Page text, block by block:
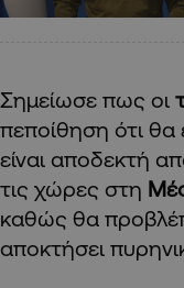
Σημείωσε πως οι
πεποίθηση ότι θα
είναι αποδεκτή
τις χώρες στη
καθώς θα
αποκτήσει